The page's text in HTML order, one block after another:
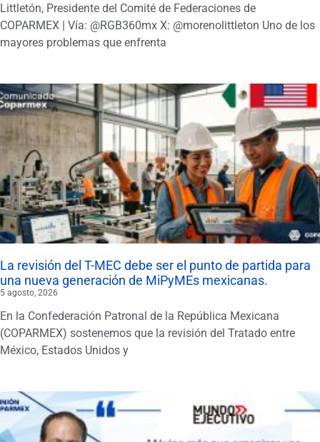
Littletón, Presidente del Comité de Federaciones de
COPARMEX | Vía: @RGB360mx X: @morenolittleton Uno de los
mayores problemas que enfrenta
La revisión del T-MEC debe ser el punto de partida para
una nueva generación de MiPyMEs mexicanas.
5 agosto, 2026
En la Confederación Patronal de la República Mexicana
(COPARMEX) sostenemos que la revisión del Tratado entre
México, Estados Unidos y